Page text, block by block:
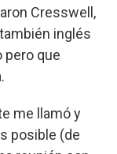
Cresswell,
inglés
pero que
me llamó y
posible (de